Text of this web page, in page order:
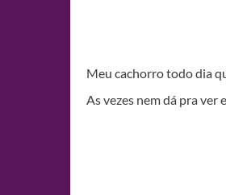
Meu cachorro todo dia
As vezes nem dá pra ver